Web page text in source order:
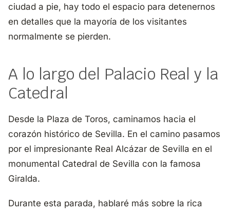
ciudad a pie, hay todo el espacio para detenernos
en detalles que la mayoría de los visitantes
normalmente se pierden.
A lo largo del Palacio Real y la
Catedral
Desde la Plaza de Toros, caminamos hacia el
corazón histórico de Sevilla. En el camino pasamos
por el impresionante Real Alcázar de Sevilla en el
monumental Catedral de Sevilla con la famosa
Giralda.
Durante esta parada, hablaré más sobre la rica